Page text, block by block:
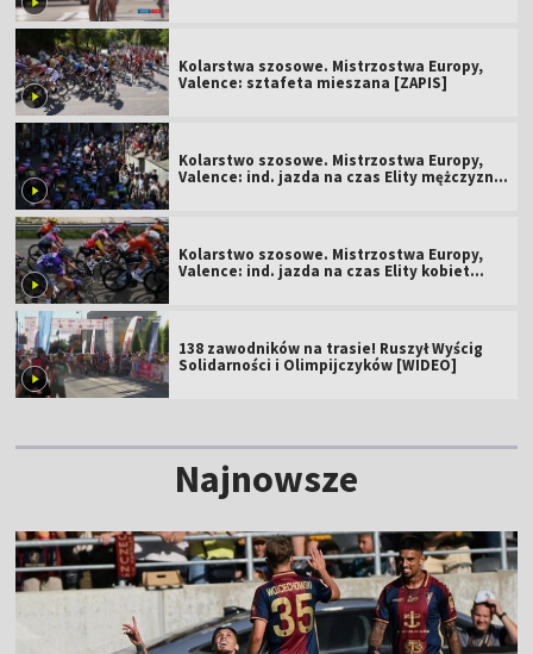
Kolarstwa szosowe. Mistrzostwa Europy,
Valence: sztafeta mieszana [ZAPIS]
Kolarstwo szosowe. Mistrzostwa Europy,
Valence: ind. jazda na czas Elity mężczyzn
Kolarstwo szosowe. Mistrzostwa Europy,
Valence: ind. jazda na czas Elity kobiet
138 zawodników na trasie! Ruszył Wyścig
Solidarności i Olimpijczyków [WIDEO]
Najnowsze